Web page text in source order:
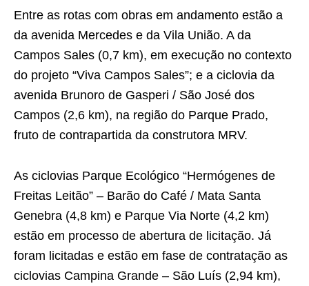
Entre as rotas com obras em andamento estão a
da avenida Mercedes e da Vila União. A da
Campos Sales (0,7 km), em execução no contexto
do projeto “Viva Campos Sales”; e a ciclovia da
avenida Brunoro de Gasperi / São José dos
Campos (2,6 km), na região do Parque Prado,
fruto de contrapartida da construtora MRV.
As ciclovias Parque Ecológico “Hermógenes de
Freitas Leitão” – Barão do Café / Mata Santa
Genebra (4,8 km) e Parque Via Norte (4,2 km)
estão em processo de abertura de licitação. Já
foram licitadas e estão em fase de contratação as
ciclovias Campina Grande – São Luís (2,94 km),